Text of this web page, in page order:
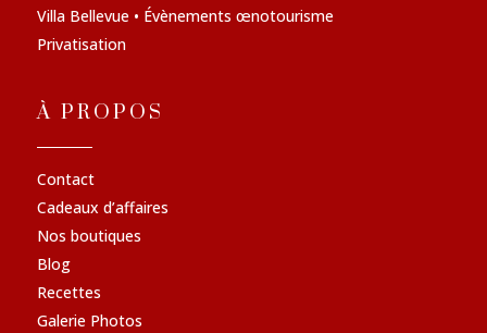
Villa Bellevue • Évènements œnotourisme
Privatisation
À PROPOS
Contact
Cadeaux d’affaires
Nos boutiques
Blog
Recettes
Galerie Photos